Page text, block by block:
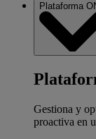
Plataforma
Gestiona y
proactiva en